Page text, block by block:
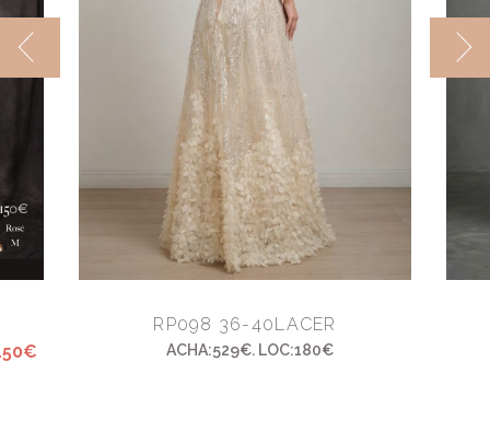
RP098 36-40LACER
ACHA:529€. LOC:180€